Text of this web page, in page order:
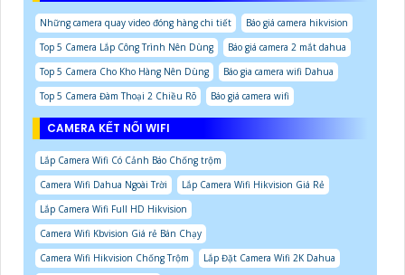
Những camera quay video đóng hàng chi tiết
Báo giá camera hikvision
Top 5 Camera Lắp Công Trình Nên Dùng
Báo giá camera 2 mắt dahua
Top 5 Camera Cho Kho Hàng Nên Dùng
Báo gia camera wifi Dahua
Top 5 Camera Đàm Thoại 2 Chiều Rõ
Báo giá camera wifi
CAMERA KẾT NỐI WIFI
Lắp Camera Wifi Có Cảnh Báo Chống trộm
Camera Wifi Dahua Ngoài Trời
Lắp Camera Wifi Hikvision Giá Rẻ
Lắp Camera Wifi Full HD Hikvision
Camera Wifi Kbvision Giá rẻ Bán Chạy
Camera Wifi Hikvision Chống Trộm
Lắp Đặt Camera Wifi 2K Dahua